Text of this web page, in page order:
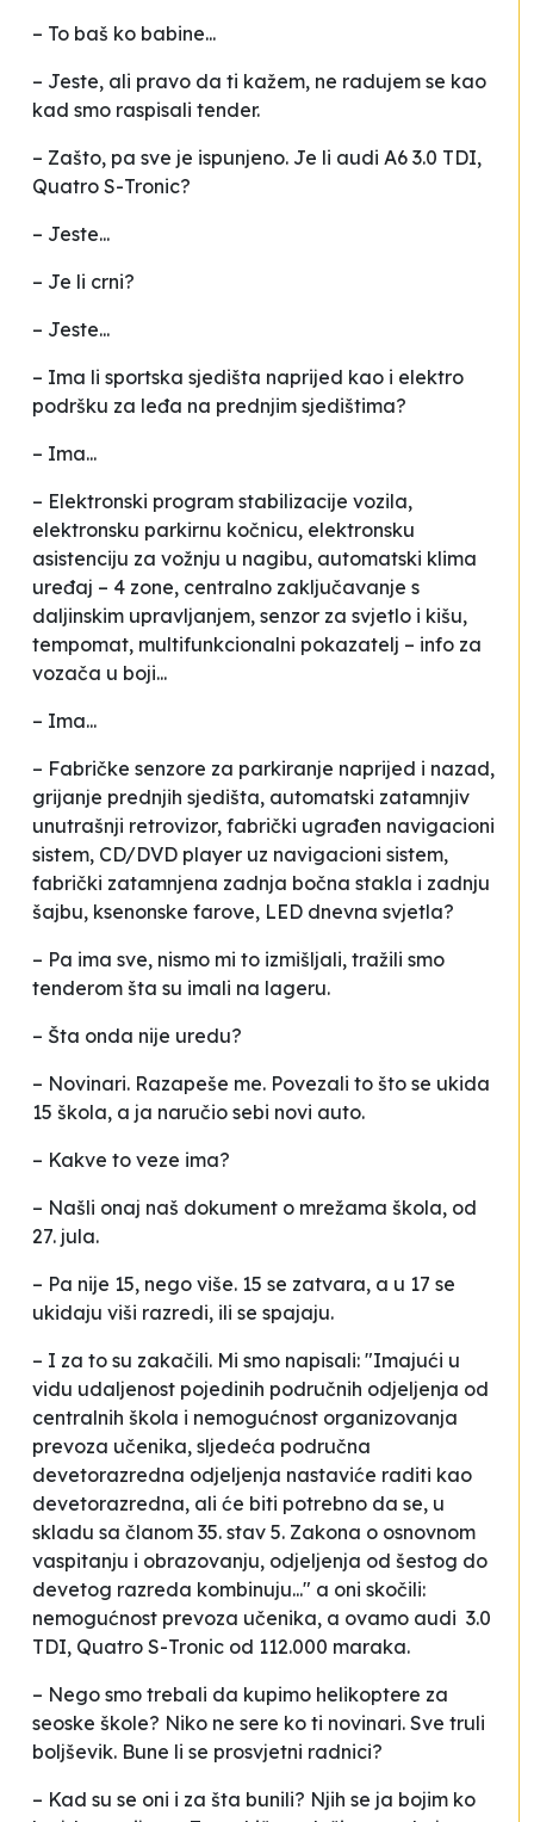
– To baš ko babine...
– Jeste, ali pravo da ti kažem, ne radujem se kao
kad smo raspisali tender.
– Zašto, pa sve je ispunjeno. Je li audi A6 3.0 TDI,
Quatro S-Tronic?
– Jeste...
– Je li crni?
– Jeste...
– Ima li sportska sjedišta naprijed kao i elektro
podršku za leđa na prednjim sjedištima?
– Ima...
– Elektronski program stabilizacije vozila,
elektronsku parkirnu kočnicu, elektronsku
asistenciju za vožnju u nagibu, automatski klima
uređaj – 4 zone, centralno zaključavanje s
daljinskim upravljanjem, senzor za svjetlo i kišu,
tempomat, multifunkcionalni pokazatelj – info za
vozača u boji...
– Ima...
– Fabričke senzore za parkiranje naprijed i nazad,
grijanje prednjih sjedišta, automatski zatamnjiv
unutrašnji retrovizor, fabrički ugrađen navigacioni
sistem, CD/DVD player uz navigacioni sistem,
fabrički zatamnjena zadnja bočna stakla i zadnju
šajbu, ksenonske farove, LED dnevna svjetla?
– Pa ima sve, nismo mi to izmišljali, tražili smo
tenderom šta su imali na lageru.
– Šta onda nije uredu?
– Novinari. Razapeše me. Povezali to što se ukida
15 škola, a ja naručio sebi novi auto.
– Kakve to veze ima?
– Našli onaj naš dokument o mrežama škola, od
27. jula.
– Pa nije 15, nego više. 15 se zatvara, a u 17 se
ukidaju viši razredi, ili se spajaju.
– I za to su zakačili. Mi smo napisali: "Imajući u
vidu udaljenost pojedinih područnih odjeljenja od
centralnih škola i nemogućnost organizovanja
prevoza učenika, sljedeća područna
devetorazredna odjeljenja nastaviće raditi kao
devetorazredna, ali će biti potrebno da se, u
skladu sa članom 35. stav 5. Zakona o osnovnom
vaspitanju i obrazovanju, odjeljenja od šestog do
devetog razreda kombinuju..." a oni skočili:
nemogućnost prevoza učenika, a ovamo audi 3.0
TDI, Quatro S-Tronic od 112.000 maraka.
– Nego smo trebali da kupimo helikoptere za
seoske škole? Niko ne sere ko ti novinari. Sve truli
boljševik. Bune li se prosvjetni radnici?
– Kad su se oni i za šta bunili? Njih se ja bojim ko